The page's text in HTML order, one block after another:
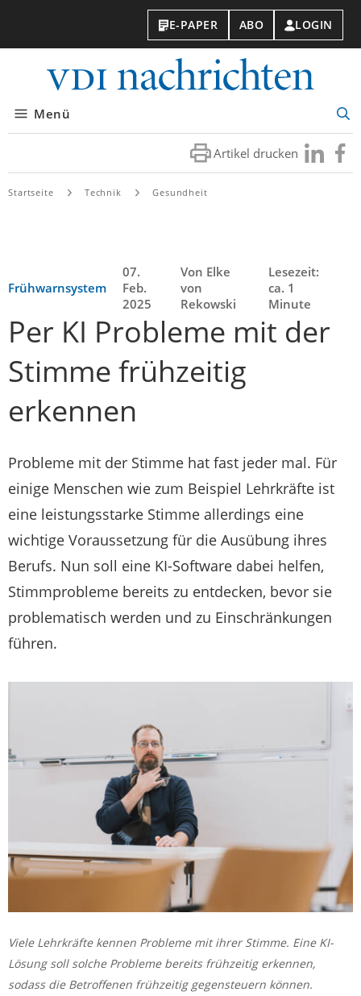
E-PAPER ABO LOGIN
Menü
Artikel drucken Besuchen
Sie
Sie
Startseite Technik Gesundheit
Frühwarnsystem
07.
Feb.
2025
Von Elke
von
Rekowski
Lesezeit:
ca. 1
Minute
Per KI Probleme mit der
Stimme frühzeitig
erkennen
Probleme mit der Stimme hat fast jeder mal. Für
einige Menschen wie zum Beispiel Lehrkräfte ist
eine leistungsstarke Stimme allerdings eine
wichtige Voraussetzung für die Ausübung ihres
Berufs. Nun soll eine KI-Software dabei helfen,
Stimmprobleme bereits zu entdecken, bevor sie
problematisch werden und zu Einschränkungen
führen.
Viele Lehrkräfte kennen Probleme mit ihrer Stimme. Eine KI-
Lösung soll solche Probleme bereits frühzeitig erkennen,
sodass die Betroffenen frühzeitig gegensteuern können.